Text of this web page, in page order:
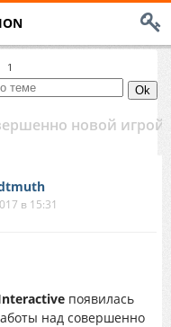
1
новой игрой
в 15:31
появилась
над совершенно